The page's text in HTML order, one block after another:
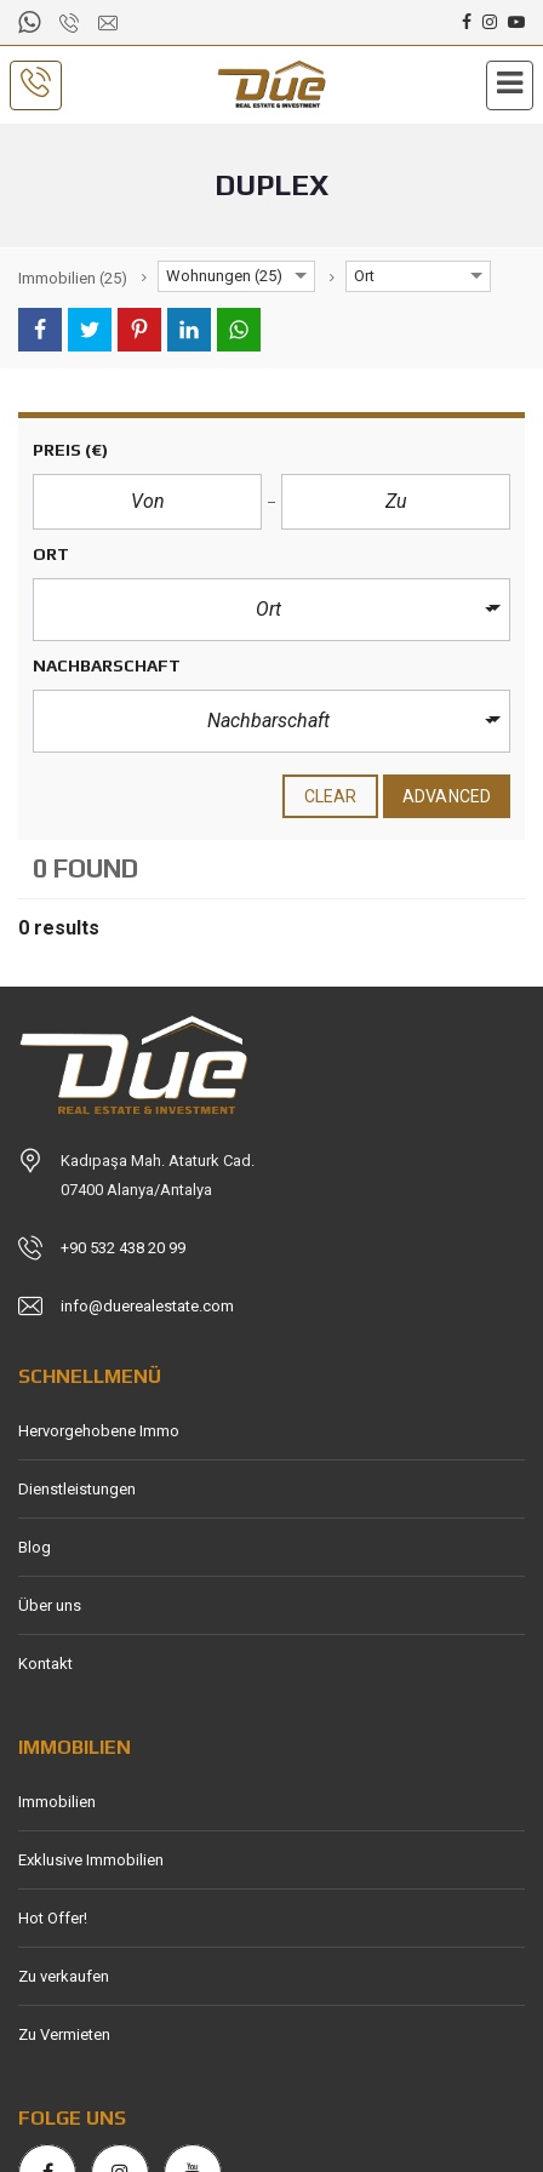
DUPLEX
Immobilien (25) Wohnungen (25) Ort
PREIS (€)
ORT
Ort
NACHBARSCHAFT
Nachbarschaft
CLEAR ADVANCED
0 FOUND
0 results
Kadıpaşa Mah. Ataturk Cad.
07400 Alanya/Antalya
+90 532 438 20 99
info@duerealestate.com
SCHNELLMENÜ
Hervorgehobene Immo
Dienstleistungen
Blog
Über uns
Kontakt
IMMOBILIEN
Immobilien
Exklusive Immobilien
Hot Offer!
Zu verkaufen
Zu Vermieten
FOLGE UNS